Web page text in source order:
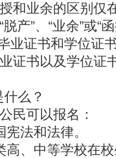
和业余的区别仅
产”、“业余”或“
业证书和学位证
证书以及学位证
么？
民可以报名：
宪法和法律。
高、中等学校在